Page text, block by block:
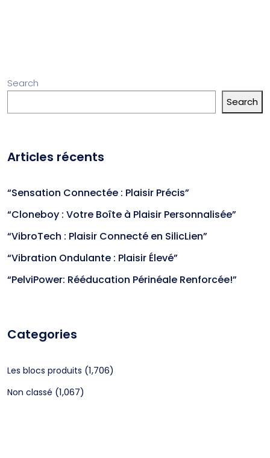
Search
Search
Articles récents
“Sensation Connectée : Plaisir Précis”
“Cloneboy : Votre Boîte à Plaisir Personnalisée”
“VibroTech : Plaisir Connecté en SilicLien”
“Vibration Ondulante : Plaisir Élevé”
“PelviPower: Rééducation Périnéale Renforcée!”
Categories
Les blocs produits (1,706)
Non classé (1,067)